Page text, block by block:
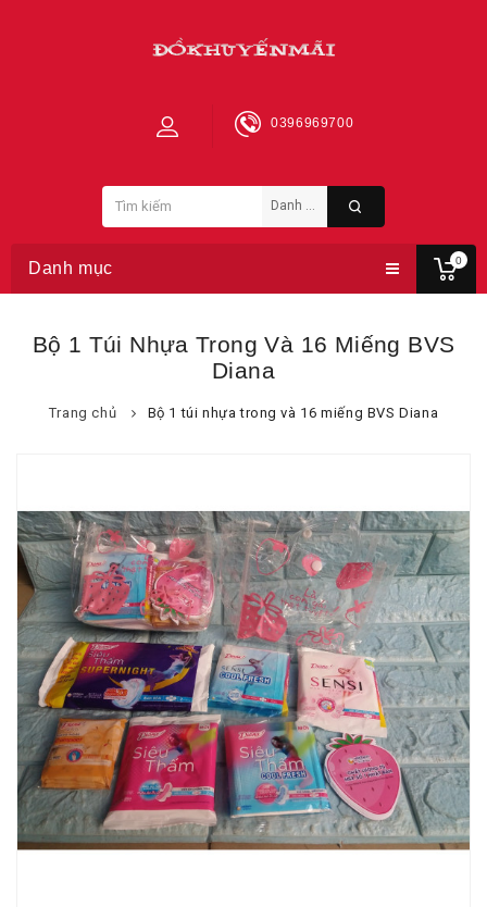
0
0396969700
Danh mục
Bộ 1 Túi Nhựa Trong Và 16 Miếng BVS
Diana
Trang chủ Bộ 1 túi nhựa trong và 16 miếng BVS Diana